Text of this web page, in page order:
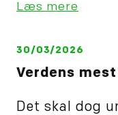
Læs mere
30/03/2026
Verdens
Det skal dog